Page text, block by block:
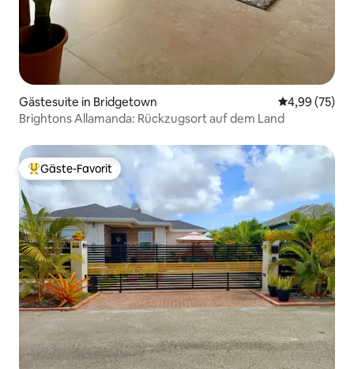
Gästesuite in Bridgetown
4,99 (75)
Brightons Allamanda: Rückzugsort auf dem Land
Beliebter Gäste-Favorit.
Gäste-Favorit